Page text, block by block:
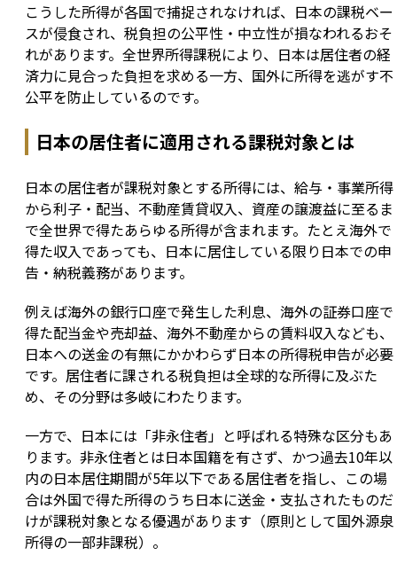
こうした所得が各国で捕捉されなければ、日本の課税ベー
スが侵食され、税負担の公平性・中立性が損なわれるおそ
れがあります。全世界所得課税により、日本は居住者の経
済力に見合った負担を求める一方、国外に所得を逃がす不
公平を防止しているのです。
日本の居住者に適用される課税対象とは
日本の居住者が課税対象とする所得には、給与・事業所得
から利子・配当、不動産賃貸収入、資産の譲渡益に至るま
で全世界で得たあらゆる所得が含まれます。たとえ海外で
得た収入であっても、日本に居住している限り日本での申
告・納税義務があります。
例えば海外の銀行口座で発生した利息、海外の証券口座で
得た配当金や売却益、海外不動産からの賃料収入なども、
日本への送金の有無にかかわらず日本の所得税申告が必要
です。居住者に課される税負担は全球的な所得に及ぶた
め、その分野は多岐にわたります。
一方で、日本には「非永住者」と呼ばれる特殊な区分もあ
ります。非永住者とは日本国籍を有さず、かつ過去10年以
内の日本居住期間が5年以下である居住者を指し、この場
合は外国で得た所得のうち日本に送金・支払されたものだ
けが課税対象となる優遇があります（原則として国外源泉
所得の一部非課税）。